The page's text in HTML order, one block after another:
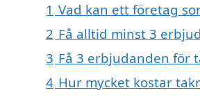
1 Vad kan ett företag
2 Få alltid minst 3
3 Få 3 erbjudanden för
4 Hur mycket kostar